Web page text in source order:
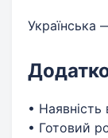
Українська
• Наявність
• Готовий